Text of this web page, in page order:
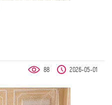
2026-05-01
88